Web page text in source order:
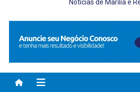
Notícias de Marília e